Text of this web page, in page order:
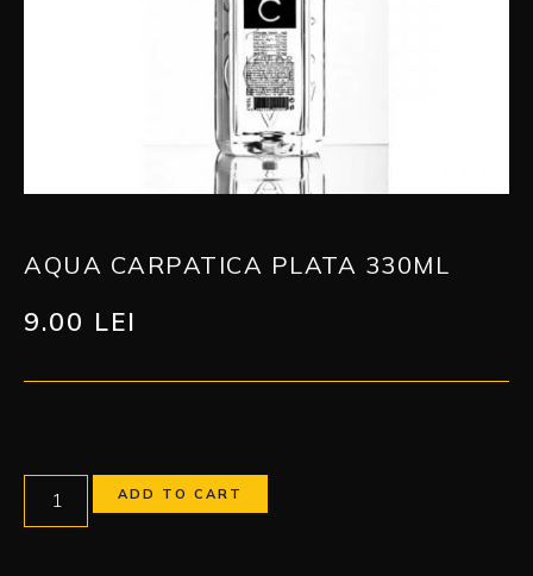
AQUA CARPATICA PLATA 330ML
9.00 LEI
ADD TO CART